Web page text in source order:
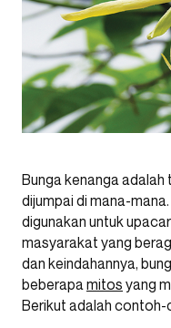
Bunga kenanga
dijumpai di mana-
digunakan untuk
masyarakat yang
dan keindahannya,
beberapamitos yang
Berikut adalah